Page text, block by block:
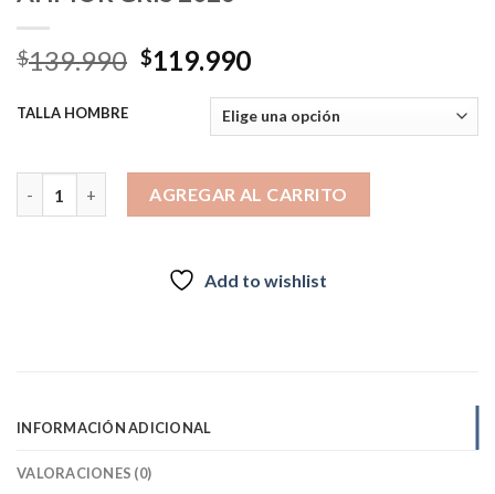
$139.990 El
original
$139.990.
$119.990El
actual
es:
$119.990.
TALLA HOMBRE
AGREGAR AL CARRITO
Add to wishlist
INFORMACIÓN ADICIONAL
VALORACIONES (0)